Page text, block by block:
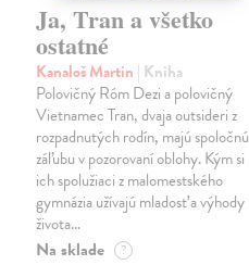
Ja, Tran a všetko
ostatné
Kanaloš Martin | Kniha
Polovičný Róm Dezi a polovičný
Vietnamec Tran, dvaja outsideri z
rozpadnutých rodín, majú spoločnú
záľubu v pozorovaní oblohy. Kým si
ich spolužiaci z malomestského
gymnázia užívajú mladosť a výhody
života…
Na sklade ?